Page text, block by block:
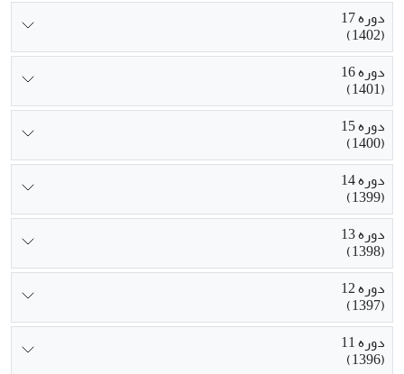
دوره 17
(1402)
دوره 16
(1401)
دوره 15
(1400)
دوره 14
(1399)
دوره 13
(1398)
دوره 12
(1397)
دوره 11
(1396)